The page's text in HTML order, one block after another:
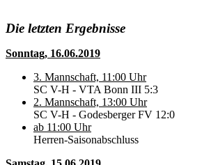
Die letzten Ergebnisse
Sonntag, 16.06.2019
3. Mannschaft, 11:00 Uhr
SC V-H - VTA Bonn III 5:3
2. Mannschaft, 13:00 Uhr
SC V-H - Godesberger FV 12:0
ab 11:00 Uhr
Herren-Saisonabschluss